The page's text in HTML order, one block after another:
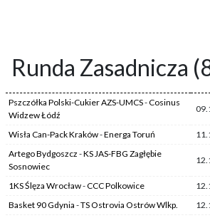
Runda Zasadnicza
Pszczółka Polski-Cukier AZS-UMCS-Cosinus
Widzew Łódź
Wisła Can-Pack Kraków-Energa Toruń
Artego Bydgoszcz -KS JAS-FBG Zagłębie
Sosnowiec
1KS Ślęza Wrocław-CCC Polkowice
Basket 90 Gdynia -TS Ostrovia Ostrów Wlkp.